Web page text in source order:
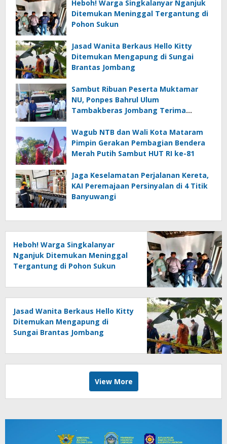
Heboh! Warga Singkalanyar Nganjuk
Ditemukan Meninggal Tergantung di
Pohon Sukun
Jasad Wanita Berkaus Hello Kitty
Ditemukan Mengapung di Sungai
Brantas Jombang
Sambut Ribuan Peserta Muktamar
NU, Ponpes Bahrul Ulum
Tambakberas Jombang Terima
Wagub NTB dan Wali Kota Mataram
Pimpin Gerakan Pembagian Bendera
Merah Putih Sambut HUT RI ke-81
Jaga Keselamatan Perjalanan Kereta,
KAI Peremajaan Persinyalan di 4 Titik
Banyuwangi
Heboh! Warga Singkalanyar
Nganjuk Ditemukan Meninggal
Tergantung di Pohon Sukun
Jasad Wanita Berkaus Hello Kitty
Ditemukan Mengapung di
Sungai Brantas Jombang
View More